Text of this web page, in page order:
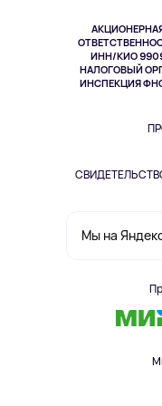
ИНН/КИО
НАЛОГОВЫЙ
ИНСПЕКЦИЯ
Мы на
Одежда и аксессуары